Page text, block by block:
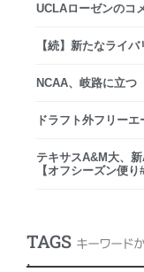
UCLAローゼンのコ
【続】新たなライバ
NCAA、岐路に立つ
ドラフト外フリー
テキサスA&M大、
【オフシーズン便り
TAGS キーワード
.